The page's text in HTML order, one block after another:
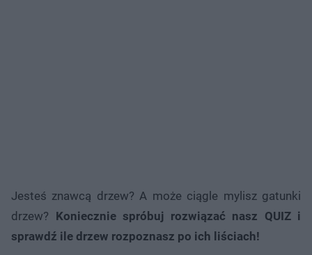
Jesteś znawcą drzew? A może ciągle mylisz gatunki
drzew? Koniecznie spróbuj rozwiązać nasz QUIZ i
sprawdź ile drzew rozpoznasz po ich liściach!